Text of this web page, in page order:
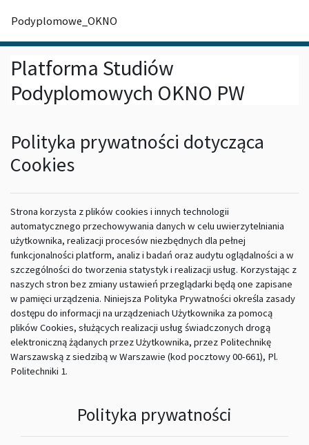
Podyplomowe_OKNO
Platforma Studiów
Podyplomowych OKNO PW
Polityka prywatności dotycząca
Cookies
Strona korzysta z plików cookies i innych technologii
automatycznego przechowywania danych w celu uwierzytelniania
użytkownika, realizacji procesów niezbędnych dla pełnej
funkcjonalności platform, analiz i badań oraz audytu oglądalności a w
szczególności do tworzenia statystyk i realizacji usług. Korzystając z
naszych stron bez zmiany ustawień przeglądarki będą one zapisane
w pamięci urządzenia. Niniejsza Polityka Prywatności określa zasady
dostępu do informacji na urządzeniach Użytkownika za pomocą
plików Cookies, służących realizacji usług świadczonych drogą
elektroniczną żądanych przez Użytkownika, przez Politechnikę
Warszawską z siedzibą w Warszawie (kod pocztowy 00-661), Pl.
Politechniki 1.
Polityka prywatności